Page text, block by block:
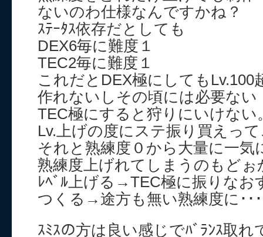
ないのわ仕様なんですかね？
ｽﾃｰﾀｽ依存だとしても
DEX6毎に難度１
TEC2毎に難度１
これだとDEX極にしても
作れないしその頃には必要ない
TEC極にすると狩りにいけない
Lv.上げの度にステ振り買えっ
それと熟練度０から大量に一気
熟練度上げれてしまうのもどぉ
ﾚﾍﾞﾙ上げる→TEC極に振りな
つくる→途方も無い熟練度に･･･
ｽﾐｽの方は良い感じでﾊﾞﾗﾝｽ取